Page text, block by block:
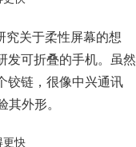
究关于柔性屏幕的想
发可折叠的手机。虽然
铰链，很像中兴通讯
其外形。